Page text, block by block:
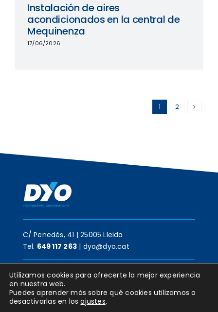
Instalación de aires
acondicionados en la central de
Mequinenza
17/06/2026
1 2
C/ Penedès, 41 | 25005 Lleida
Tel. 649 117 263| dyo@dyo.cat
©2025 •Aviso Legal •Política de Privacidad •Política de
Cookies
Utilizamos cookies para ofrecerte la mejor experiencia
en nuestra web.
Puedes aprender más sobre qué cookies utilizamos o
desactivarlas en losajustes.